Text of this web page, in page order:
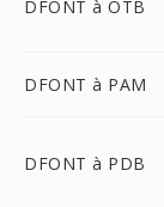
DFONT à OTB
DFONT à PAM
DFONT à PDB